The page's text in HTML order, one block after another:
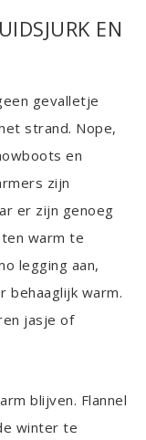
EN
gevalletje
strand. Nope,
en
zijn
er zijn genoeg
warm te
legging aan,
behaaglijk warm.
jasje of
blijven. Flannel
winter te